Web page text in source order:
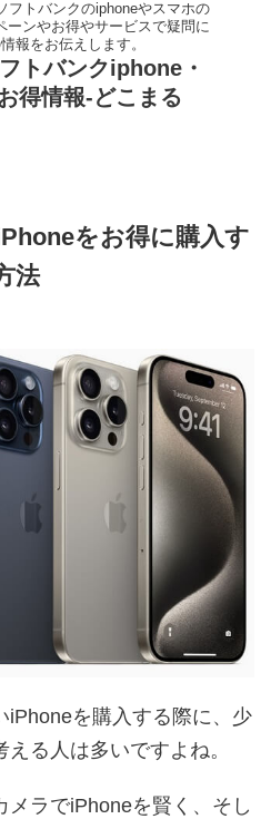
フトバンクのiphoneやスマホの
ーンやお得やサービスで疑問に
報をお伝えします。
トバンクiphone・
得情報-どこまる
をお得に購入す
法
iPhoneを購入する際に、少
る人は多いですよね。
ラでiPhoneを賢く、そし